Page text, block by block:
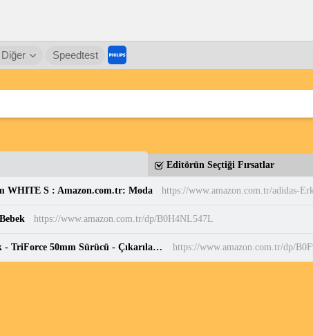
Diğer Speedtest
Editörün Seçtiği Fırsatlar
WHITE S : Amazon.com.tr: Moda
https://www.amazon.com.tr/dp/B0H4NL547L
Razer BlackShark V3 - Kablosuz E-Spor Kulaklık - TriForce 50mm Sürücü - Çıkarılabilir Geniş Bant Mikrofon - THX Spatial Audio - Kablosuz 2,4 GHz & Bluetooth - FPS Profilleri - PC/Mac | Siyah : Amazon.com.tr: Bilgisayar https://www.amazon.com.tr/dp/